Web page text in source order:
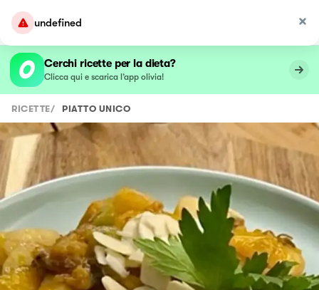
undefined
Cerchi ricette per la dieta?
Clicca qui e scarica l’app olivia!
RICETTE/ PIATTO UNICO